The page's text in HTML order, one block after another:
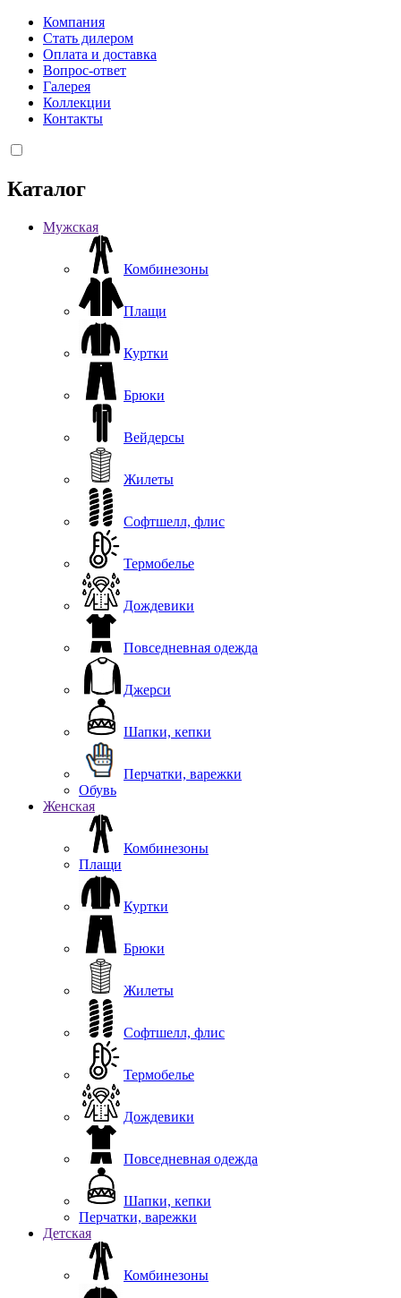
Компания
Стать дилером
Оплата и доставка
Вопрос-ответ
Галерея
Коллекции
Контакты
Каталог
Мужская
Комбинезоны
Плащи
Куртки
Брюки
Вейдерсы
Жилеты
Софтшелл, флис
Термобелье
Дождевики
Повседневная одежда
Джерси
Шапки, кепки
Перчатки, варежки
Обувь
Женская
Комбинезоны
Плащи
Куртки
Брюки
Жилеты
Софтшелл, флис
Термобелье
Дождевики
Повседневная одежда
Шапки, кепки
Перчатки, варежки
Детская
Комбинезоны